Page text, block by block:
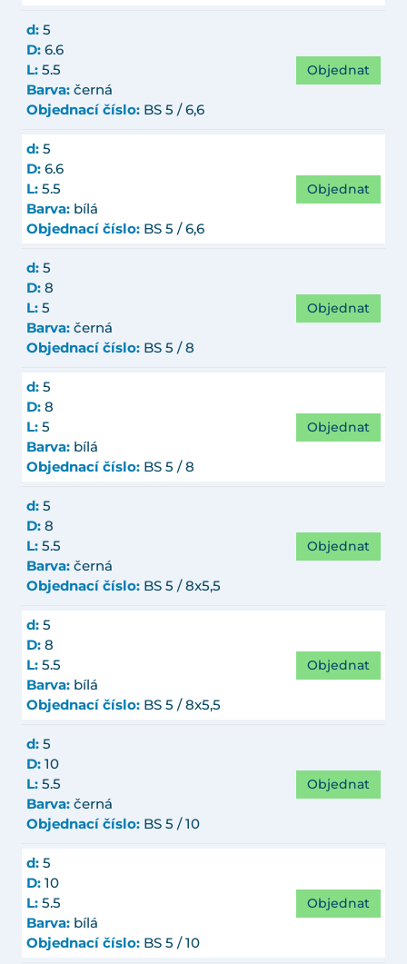
d: 5
D: 6.6
L: 5.5
Barva: černá
Objednací číslo: BS 5 / 6,6
Objednat
d: 5
D: 6.6
L: 5.5
Barva: bílá
Objednací číslo: BS 5 / 6,6
Objednat
d: 5
D: 8
L: 5
Barva: černá
Objednací číslo: BS 5 / 8
Objednat
d: 5
D: 8
L: 5
Barva: bílá
Objednací číslo: BS 5 / 8
Objednat
d: 5
D: 8
L: 5.5
Barva: černá
Objednací číslo: BS 5 / 8x5,5
Objednat
d: 5
D: 8
L: 5.5
Barva: bílá
Objednací číslo: BS 5 / 8x5,5
Objednat
d: 5
D: 10
L: 5.5
Barva: černá
Objednací číslo: BS 5 / 10
Objednat
d: 5
D: 10
L: 5.5
Barva: bílá
Objednací číslo: BS 5 / 10
Objednat